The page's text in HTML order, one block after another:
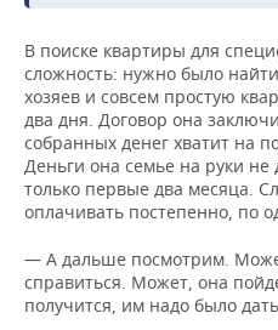
В поиске квартиры для
сложность: нужно было
хозяев и совсем простую
два дня. Договор она
собранных денег хватит на
Деньги она семье на руки не
только первые два месяца.
оплачивать постепенно, по
— А дальше посмотрим.
справиться. Может, она
получится, им надо было